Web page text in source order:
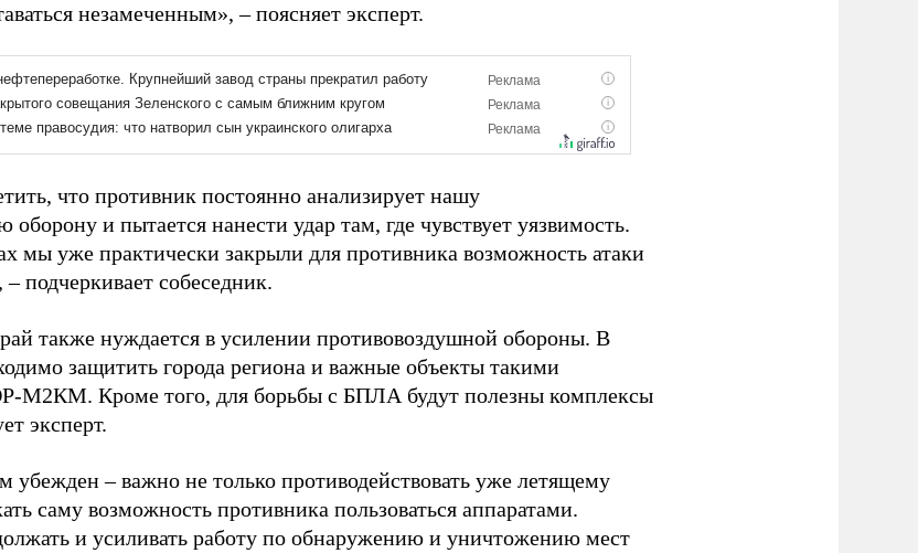
незамеченным», – поясняет эксперт.
что противник постоянно анализирует нашу
и пытается нанести удар там, где чувствует уязвимость.
мы уже практически закрыли для противника возможность атаки
подчеркивает собеседник.
также нуждается в усилении противовоздушной обороны. В
защитить города региона и важные объекты такими
М2КМ. Кроме того, для борьбы с БПЛА будут полезны комплексы
эксперт.
убежден – важно не только противодействовать уже летящему
саму возможность противника пользоваться аппаратами.
и усиливать работу по обнаружению и уничтожению мест